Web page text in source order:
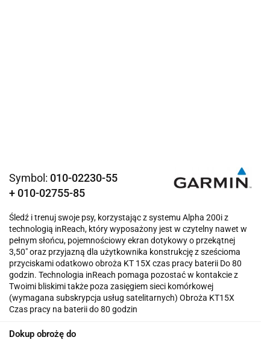
Symbol: 010-02230-55
+ 010-02755-85
Śledź i trenuj swoje psy, korzystając z systemu Alpha 200i z
technologią inReach, który wyposażony jest w czytelny nawet w
pełnym słońcu, pojemnościowy ekran dotykowy o przekątnej
3,50″ oraz przyjazną dla użytkownika konstrukcję z sześcioma
przyciskami odatkowo obroża KT 15X czas pracy baterii Do 80
godzin. Technologia inReach pomaga pozostać w kontakcie z
Twoimi bliskimi także poza zasięgiem sieci komórkowej
(wymagana subskrypcja usług satelitarnych) Obroża KT15X
Czas pracy na baterii do 80 godzin
Dokup obrożę do